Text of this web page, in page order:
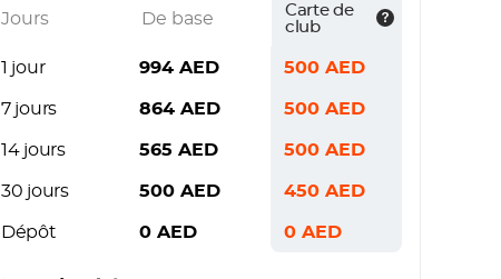
Jours De base
Carte de
club
1 jour 994 AED 500 AED
7 jours 864 AED 500 AED
14 jours 565 AED 500 AED
30 jours 500 AED 450 AED
Dépôt 0 AED 0 AED